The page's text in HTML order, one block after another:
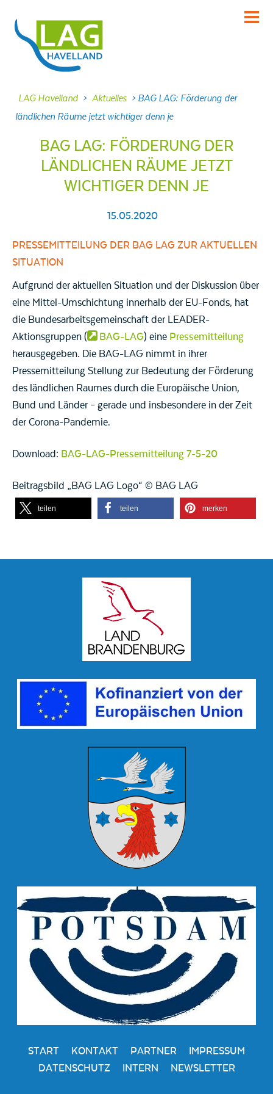
KENNENLERNEN
INFORMIEREN
Projekte
DABEI SEIN
Veranstaltungen
NACHLESEN
FRAGEN
LAG Havelland > Aktuelles > BAG LAG: Förderung der
ländlichen Räume jetzt wichtiger denn je
BAG LAG: FÖRDERUNG DER
LÄNDLICHEN RÄUME JETZT
WICHTIGER DENN JE
15.05.2020
PRESSEMITTEILUNG DER BAG LAG ZUR AKTUELLEN
SITUATION
Aufgrund der aktuellen Situation und der Diskussion über
eine Mittel-Umschichtung innerhalb der EU-Fonds, hat
die Bundesarbeitsgemeinschaft der LEADER-
Aktionsgruppen (
BAG-LAG) eine Pressemitteilung
herausgegeben. Die BAG-LAG nimmt in ihrer
Pressemitteilung Stellung zur Bedeutung der Förderung
des ländlichen Raumes durch die Europäische Union,
Bund und Länder – gerade und insbesondere in der Zeit
der Corona-Pandemie.
Download: BAG-LAG-Pressemitteilung 7-5-20
Beitragsbild „BAG LAG Logo“ © BAG LAG
teilen teilen merken
START KONTAKT PARTNER
IMPRESSUM
DATENSCHUTZ
INTERN NEWSLETTER